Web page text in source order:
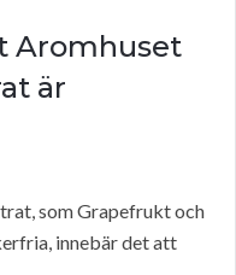
Aromhuset
är
som Grapefrukt och
innebär det att